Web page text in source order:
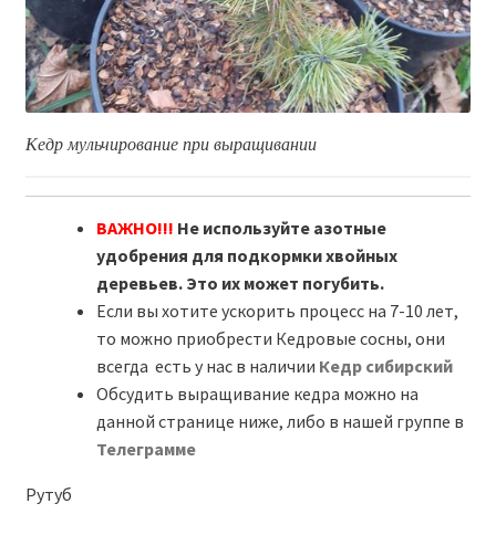
Кедр мульчирование при выращивании
ВАЖНО!!! Не используйте азотные
удобрения для подкормки хвойных
деревьев. Это их может погубить.
Если вы хотите ускорить процесс на 7-10 лет,
то можно приобрести Кедровые сосны, они
всегда есть у нас в наличии Кедр сибирский
Обсудить выращивание кедра можно на
данной странице ниже, либо в нашей группе в
Телеграмме
Рутуб